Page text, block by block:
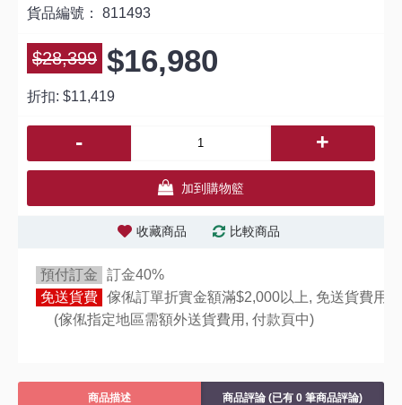
貨品編號： 811493
$28,399 $16,980
折扣: $11,419
- +
加到購物籃
收藏商品 比較商品
預付訂金
訂金40%
免送貨費 傢俬訂單折實金額滿$2,000以上, 免送貨費用,
(傢俬指定地區需額外送貨費用, 付款頁中)
商品描述 商品評論 (已有 0 筆商品評論)